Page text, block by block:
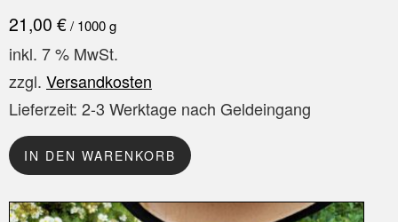
21,00 €/ 1000g
inkl. 7 % MwSt.
zzgl. Versandkosten
Lieferzeit: 2-3 Werktage nach Geldeingang
IN DEN WARENKORB